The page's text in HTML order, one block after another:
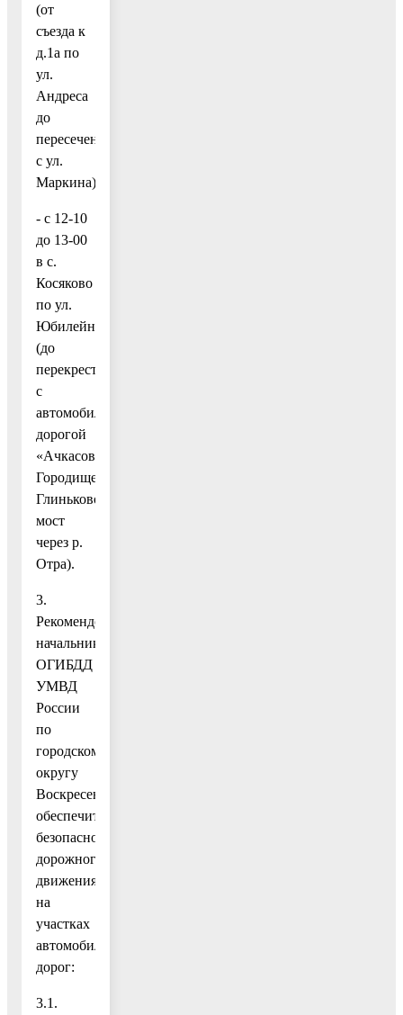
(от
съезда к
д.1а по
ул.
Андреса
до
пересечения
с ул.
Маркина);
- с 12-10
до 13-00
в с.
Косяково
по ул.
Юбилейная
(до
перекрестка
с
автомобильной
дорогой
«Ачкасово-
Городище-
Глиньково»
мост
через р.
Отра).
3.
Рекомендовать
начальнику
ОГИБДД
УМВД
России
по
городскому
округу
Воскресенск
обеспечить
безопасность
дорожного
движения
на
участках
автомобильных
дорог:
3.1.